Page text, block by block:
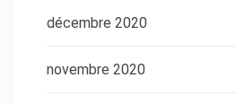
décembre 2020
novembre 2020